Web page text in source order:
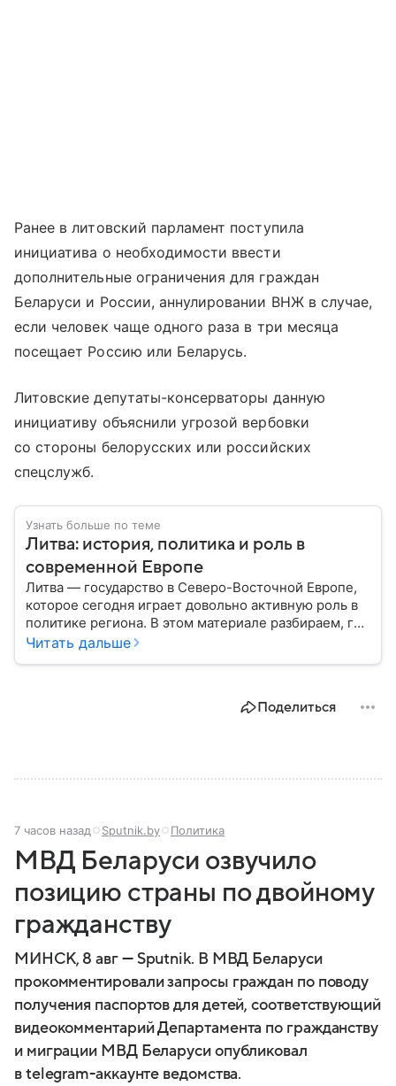
Ранее в литовский парламент поступила
инициатива о необходимости ввести
дополнительные ограничения для граждан
Беларуси и России, аннулировании ВНЖ в случае,
если человек чаще одного раза в три месяца
посещает Россию или Беларусь.
Литовские депутаты-консерваторы данную
инициативу объяснили угрозой вербовки
со стороны белорусских или российских
спецслужб.
Узнать больше по теме
Литва: история, политика и роль в
современной Европе
Литва — государство в Северо-Восточной Европе,
которое сегодня играет довольно активную роль в
политике региона. В этом материале разбираем, где
находится Литва, как она формировалась
Читать дальше
Поделиться
7 часов назад Sputnik.by Политика
МВД Беларуси озвучило
позицию страны по двойному
гражданству
МИНСК, 8 авг — Sputnik. В МВД Беларуси
прокомментировали запросы граждан по поводу
получения паспортов для детей, соответствующий
видеокомментарий Департамента по гражданству
и миграции МВД Беларуси опубликовал
в telegram-аккаунте ведомства.